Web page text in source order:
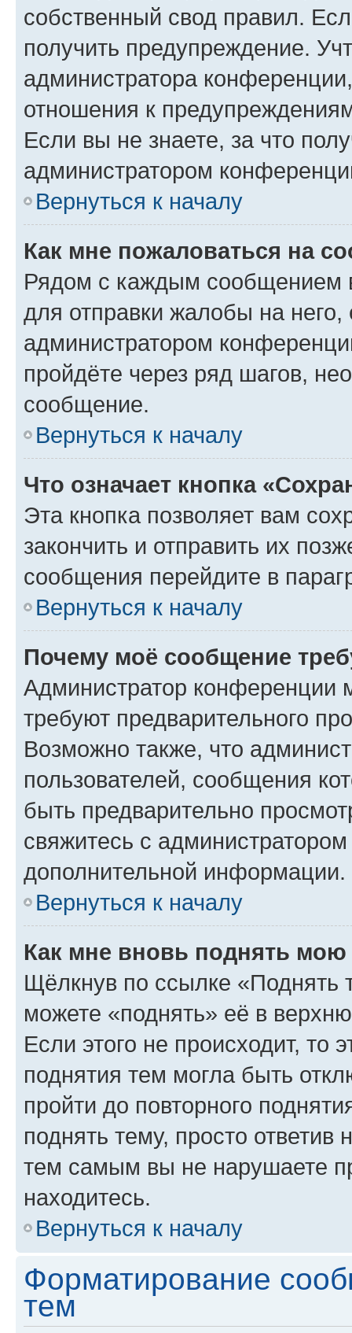
собственный свод правил.
получить предупреждение.
администратора
отношения к
Если вы не знаете, за что
администратором
Вернуться к началу
Как мне пожаловаться на
Рядом с каждым сообщением
для отправки жалобы на
администратором
пройдёте через ряд шагов,
сообщение.
Вернуться к началу
Что означает кнопка
Эта кнопка позволяет вам
закончить и отправить их
сообщения перейдите в
Вернуться к началу
Почему моё сообщение
Администратор конференции
требуют предварительного
Возможно также, что
пользователей, сообщения
быть предварительно
свяжитесь с
дополнительной информации.
Вернуться к началу
Как мне вновь поднять мою
Щёлкнув по ссылке «Поднять
можете «поднять» её в
Если этого не происходит, то
поднятия тем могла быть
пройти до повторного
поднять тему, просто ответив
тем самым вы не нарушаете
находитесь.
Вернуться к началу
Форматирование
тем